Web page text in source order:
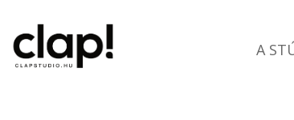
A